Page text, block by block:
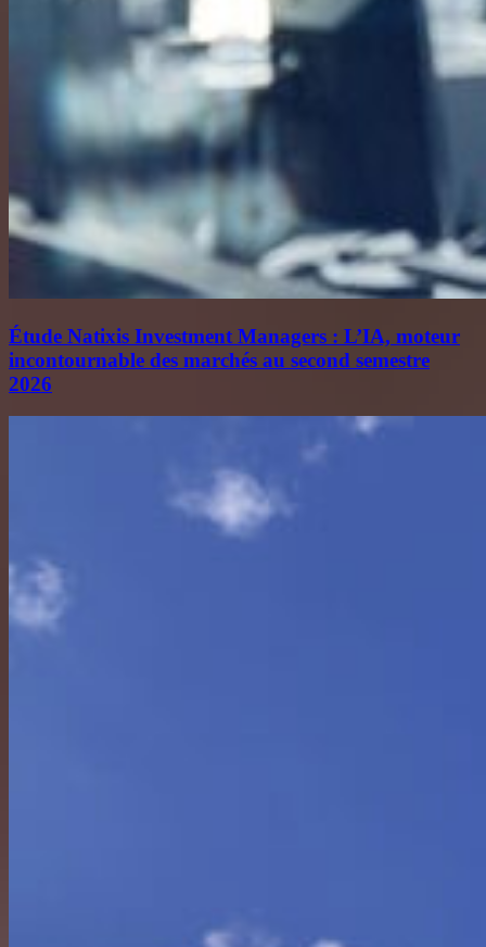
Étude Natixis Investment Managers : L’IA, moteur
incontournable des marchés au second semestre
2026